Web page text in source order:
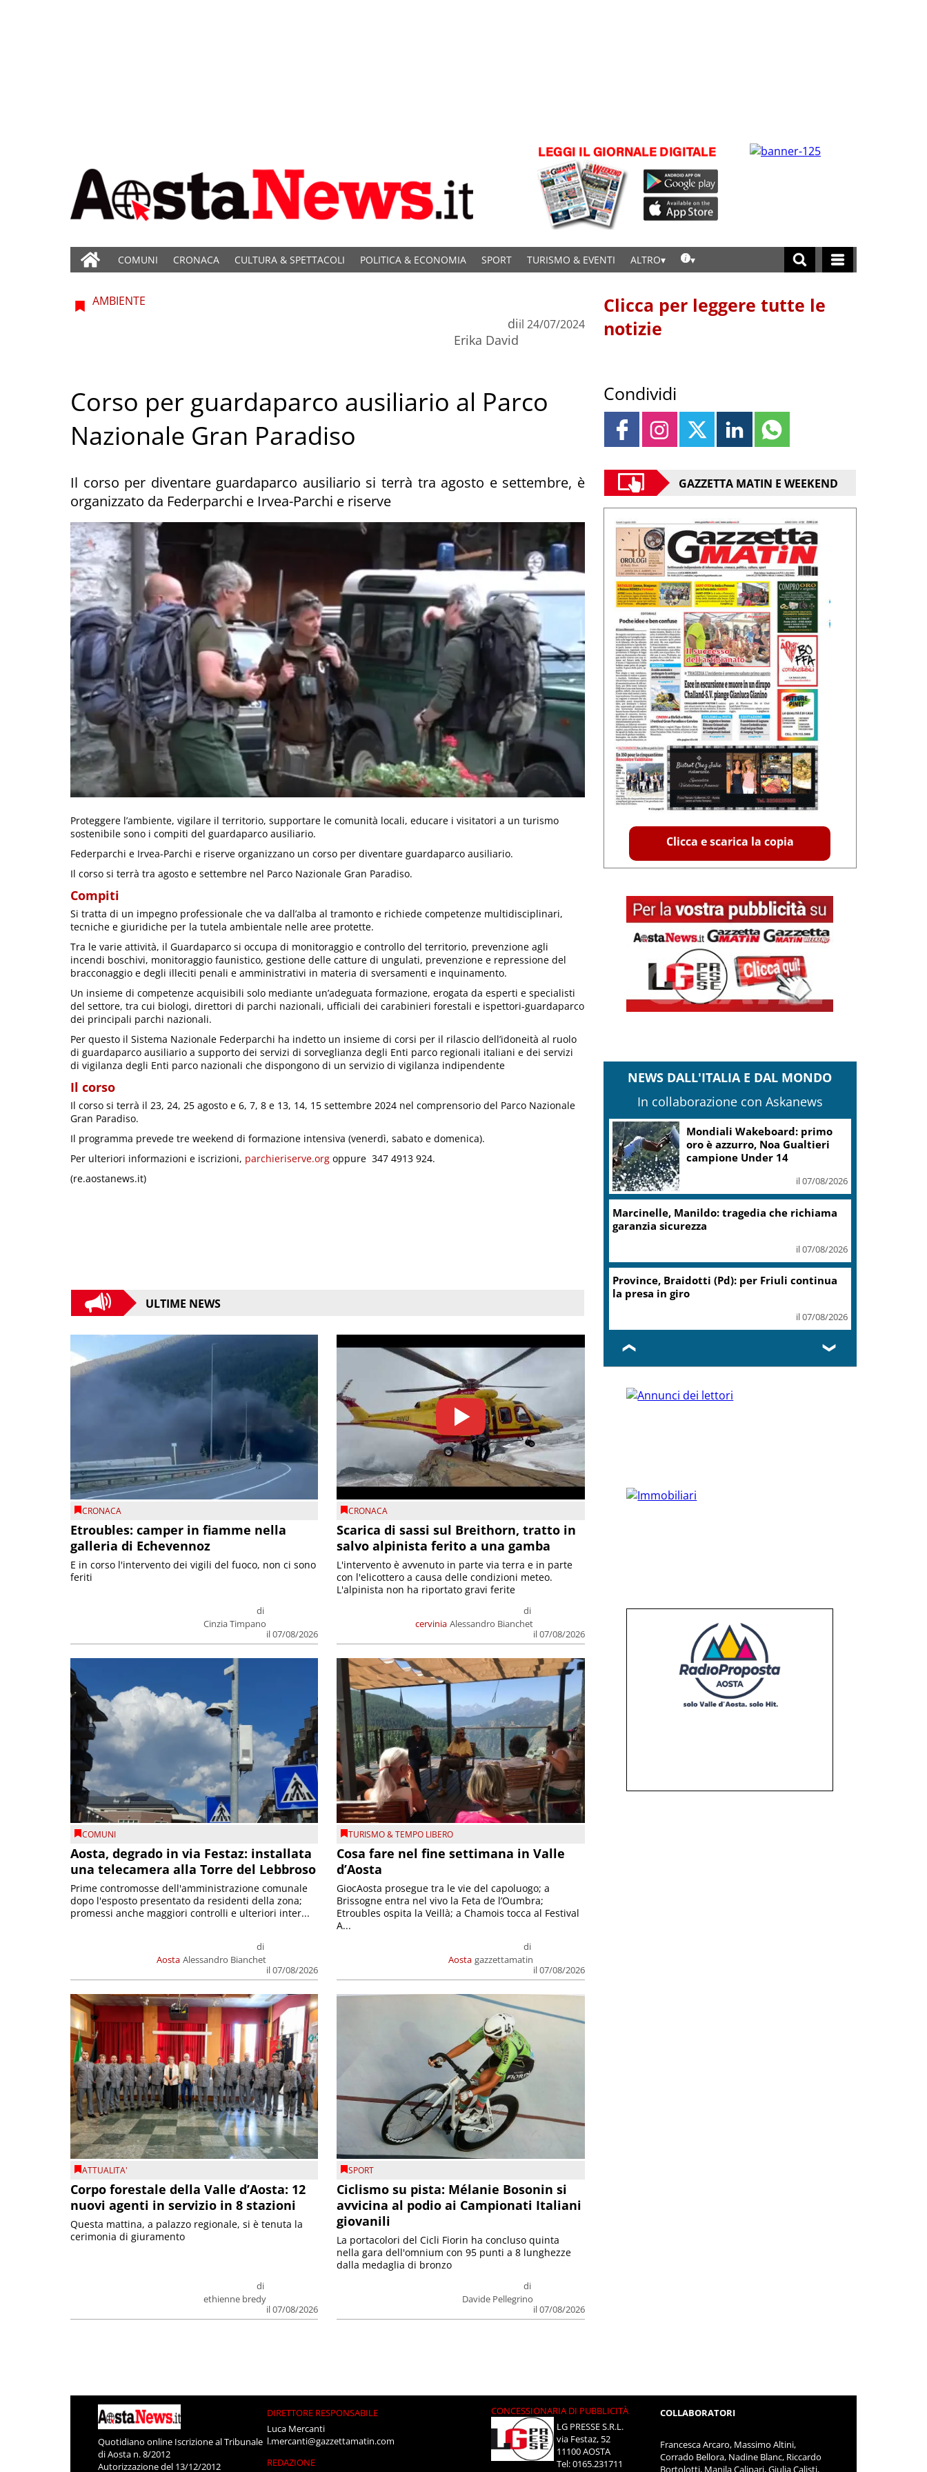
COMUNI CRONACA CULTURA & SPETTACOLI POLITICA & ECONOMIA SPORT TURISMO & EVENTI ALTRO
AMBIENTE
di
Erika David
il 24/07/2024
Corso per guardaparco ausiliario al Parco
Nazionale Gran Paradiso
Il corso per diventare guardaparco ausiliario si terrà tra agosto e settembre, è
organizzato da Federparchi e Irvea-Parchi e riserve
Proteggere l’ambiente, vigilare il territorio, supportare le comunità locali, educare i visitatori a un turismo
sostenibile sono i compiti del guardaparco ausiliario.
Federparchi e Irvea-Parchi e riserve organizzano un corso per diventare guardaparco ausiliario.
Il corso si terrà tra agosto e settembre nel Parco Nazionale Gran Paradiso.
Compiti
Si tratta di un impegno professionale che va dall’alba al tramonto e richiede competenze multidisciplinari,
tecniche e giuridiche per la tutela ambientale nelle aree protette.
Tra le varie attività, il Guardaparco si occupa di monitoraggio e controllo del territorio, prevenzione agli
incendi boschivi, monitoraggio faunistico, gestione delle catture di ungulati, prevenzione e repressione del
bracconaggio e degli illeciti penali e amministrativi in materia di sversamenti e inquinamento.
Un insieme di competenze acquisibili solo mediante un’adeguata formazione, erogata da esperti e specialisti
del settore, tra cui biologi, direttori di parchi nazionali, ufficiali dei carabinieri forestali e ispettori-guardaparco
dei principali parchi nazionali.
Per questo il Sistema Nazionale Federparchi ha indetto un insieme di corsi per il rilascio dell’idoneità al ruolo
di guardaparco ausiliario a supporto dei servizi di sorveglianza degli Enti parco regionali italiani e dei servizi
di vigilanza degli Enti parco nazionali che dispongono di un servizio di vigilanza indipendente
Il corso
Il corso si terrà il 23, 24, 25 agosto e 6, 7, 8 e 13, 14, 15 settembre 2024 nel comprensorio del Parco Nazionale
Gran Paradiso.
Il programma prevede tre weekend di formazione intensiva (venerdì, sabato e domenica).
Per ulteriori informazioni e iscrizioni, parchieriserve.org oppure 347 4913 924.
(re.aostanews.it)
ULTIME NEWS
CRONACA
Etroubles: camper in fiamme nella
galleria di Echevennoz
di
Cinzia Timpano
il 07/08/2026
E in corso l'intervento dei vigili del fuoco, non ci sono
feriti
CRONACA
Scarica di sassi sul Breithorn, tratto in
salvo alpinista ferito a una gamba
cervinia
di
Alessandro Bianchet
il 07/08/2026
L'intervento è avvenuto in parte via terra e in parte
con l'elicottero a causa delle condizioni meteo.
L'alpinista non ha riportato gravi ferite
COMUNI
Aosta, degrado in via Festaz: installata
una telecamera alla Torre del Lebbroso
Aosta
di
Alessandro Bianchet
il 07/08/2026
Prime contromosse dell'amministrazione comunale
dopo l'esposto presentato da residenti della zona;
promessi anche maggiori controlli e ulteriori inter...
TURISMO & TEMPO LIBERO
Cosa fare nel fine settimana in Valle
d’Aosta
Aosta
di
gazzettamatin
il 07/08/2026
GiocAosta prosegue tra le vie del capoluogo; a
Brissogne entra nel vivo la Feta de l’Oumbra;
Etroubles ospita la Veillà; a Chamois tocca al Festival
A...
ATTUALITA'
Corpo forestale della Valle d’Aosta: 12
nuovi agenti in servizio in 8 stazioni
di
ethienne bredy
il 07/08/2026
Questa mattina, a palazzo regionale, si è tenuta la
cerimonia di giuramento
SPORT
Ciclismo su pista: Mélanie Bosonin si
avvicina al podio ai Campionati Italiani
giovanili
di
Davide Pellegrino
il 07/08/2026
La portacolori del Cicli Fiorin ha concluso quinta
nella gara dell'omnium con 95 punti a 8 lunghezze
dalla medaglia di bronzo
Clicca per leggere tutte le
notizie
Condividi
GAZZETTA MATIN E WEEKEND
Clicca e scarica la copia
NEWS DALL'ITALIA E DAL MONDO
In collaborazione con Askanews
Mondiali Wakeboard: primo
oro è azzurro, Noa Gualtieri
campione Under 14
il 07/08/2026
Marcinelle, Manildo: tragedia che richiama
garanzia sicurezza
il 07/08/2026
Province, Braidotti (Pd): per Friuli continua
la presa in giro
il 07/08/2026
❮ ❯
Quotidiano online Iscrizione al Tribunale
di Aosta n. 8/2012
Autorizzazione del 13/12/2012
DIRETTORE RESPONSABILE
Luca Mercanti
l.mercanti@gazzettamatin.com
REDAZIONE
CONCESSIONARIA DI PUBBLICITÀ
LG PRESSE S.R.L.
via Festaz, 52
11100 AOSTA
Tel: 0165.231711
COLLABORATORI
Francesca Arcaro, Massimo Altini,
Corrado Bellora, Nadine Blanc, Riccardo
Bortolotti, Manila Calipari, Giulia Calisti,